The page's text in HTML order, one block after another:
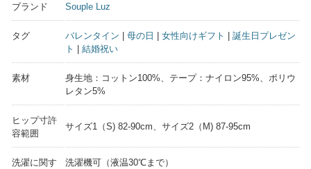
ブランド Souple Luz
タグ バレンタイン 母の日 女性向けギフト
誕生日プレゼン
ト
結婚祝い
素材
身生地：コットン100%、テープ：ナイロン95%、ポリウ
レタン5%
ヒップ寸許
容範囲
サイズ1（S) 82-90cm、サイズ2（M) 87-95cm
洗濯に関す
洗濯機可（液温30℃まで）